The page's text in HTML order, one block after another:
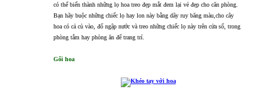
có thể biến thành những lọ hoa treo đẹp mắt đem lại vẻ đẹp cho căn phòng.
Bạn hãy buộc những chiếc lọ hay lon này bằng dây ruy băng màu,cho cây
hoa có cả củ vào, đổ ngập nước và treo những chiếc lọ này trên cửa sổ, trong
phòng tắm hay phòng ăn để trang trí.
Gối hoa